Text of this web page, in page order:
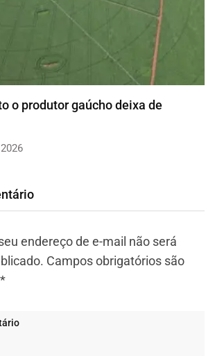
o produtor gaúcho deixa de
endereço de e-mail não será
Campos obrigatórios são
*